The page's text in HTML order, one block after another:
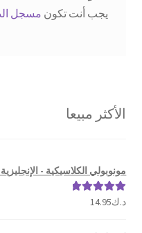
يجب أنت تكون مسجل
الأكثر مبيعا
مونوبولي الكلاسيكية -
تم التقييم
د.ك14.95